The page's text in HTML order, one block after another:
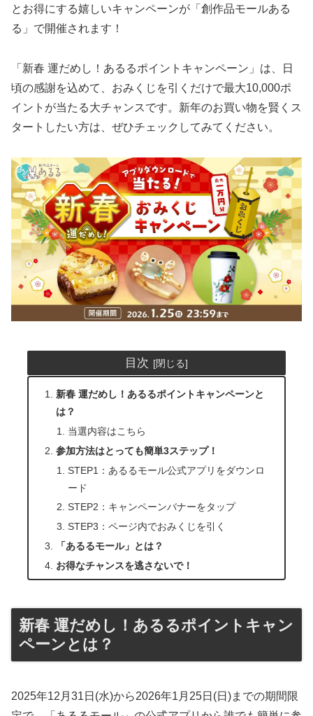
とお得にする嬉しいキャンペーンが「創作品モールある
る」で開催されます！
「新春 運だめし！あるるポイントキャンペーン」は、日
頃の感謝を込めて、おみくじを引くだけで最大10,000ポ
イントが当たる大チャンスです。新年のお買い物を賢くス
タートしたい方は、ぜひチェックしてみてください。
目次
新春 運だめし！あるるポイントキャンペーンと
は？
当選内容はこちら
参加方法はとっても簡単3ステップ！
STEP1：あるるモール公式アプリをダウンロ
ード
STEP2：キャンペーンバナーをタップ
STEP3：ページ内でおみくじを引く
「あるるモール」とは？
お得なチャンスを逃さないで！
新春 運だめし！あるるポイントキャン
ペーンとは？
2025年12月31日(水)から2026年1月25日(日)までの期間限